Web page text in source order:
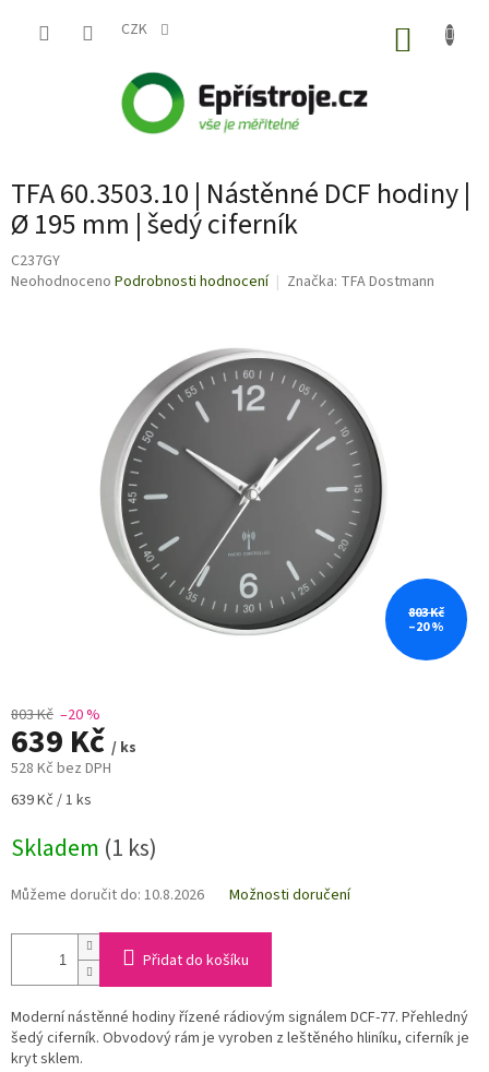
CZK
TFA 60.3503.10 | Nástěnné DCF hodiny |
Ø 195 mm | šedý ciferník
C237GY
Průměrné
Neohodnoceno Podrobnosti hodnocení Značka: TFA Dostmann
803 Kč
–20 %
803 Kč –20 %
639 Kč / ks
528 Kč bez DPH
Měrná
639 Kč / 1 ks
Skladem (1 ks)
Můžeme doručit do: 10.8.2026 Možnosti doručení
Přidat do košíku
Moderní nástěnné hodiny řízené rádiovým signálem DCF-77. Přehledný
šedý ciferník. Obvodový rám je vyroben z leštěného hliníku, ciferník je
kryt sklem.